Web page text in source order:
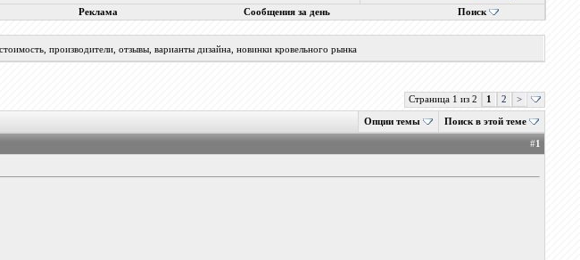
Реклама Сообщения за день Поиск
производители, отзывы, варианты дизайна, новинки кровельного рынка
Страница 1 из 2 1 2 >
Опции темы Поиск в этой теме
#1